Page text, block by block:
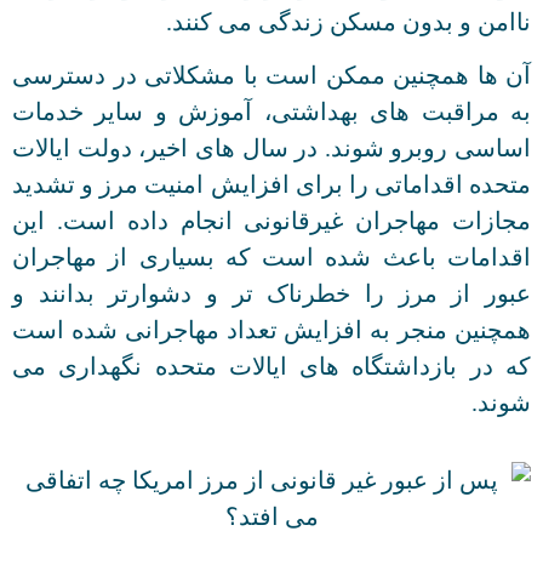
ناامن و بدون مسکن زندگی می کنند.
آن ها همچنین ممکن است با مشکلاتی در دسترسی
به مراقبت های بهداشتی، آموزش و سایر خدمات
اساسی روبرو شوند. در سال های اخیر، دولت ایالات
متحده اقداماتی را برای افزایش امنیت مرز و تشدید
مجازات مهاجران غیرقانونی انجام داده است. این
اقدامات باعث شده است که بسیاری از مهاجران
عبور از مرز را خطرناک تر و دشوارتر بدانند و
همچنین منجر به افزایش تعداد مهاجرانی شده است
که در بازداشتگاه های ایالات متحده نگهداری می
شوند.